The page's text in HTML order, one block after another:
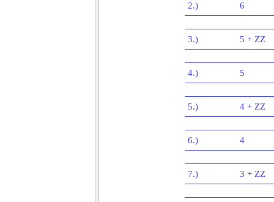
2.) 6
3.) 5 + ZZ
4.) 5
5.) 4 + ZZ
6.) 4
7.) 3 + ZZ